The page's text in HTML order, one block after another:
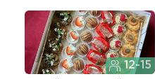
12-15